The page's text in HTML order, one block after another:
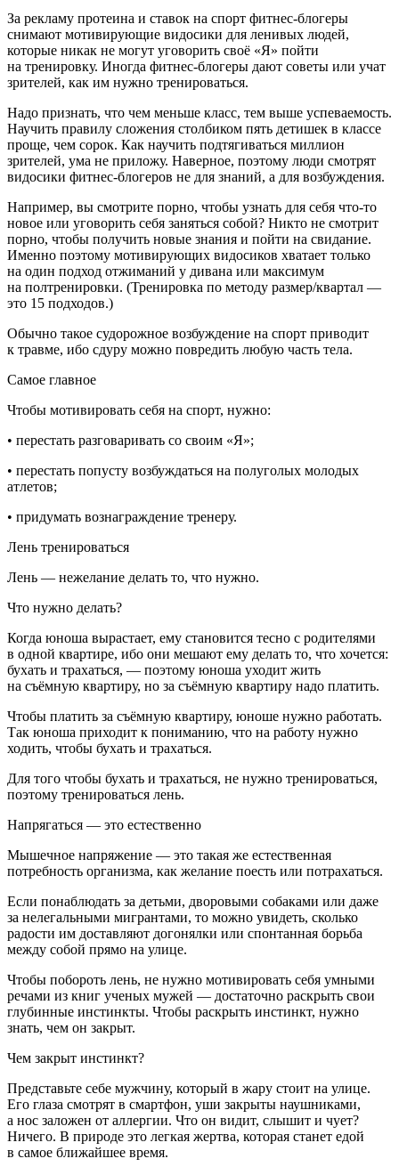
За рекламу протеина и ставок на спорт фитнес-блогеры
снимают мотивирующие видосики для ленивых людей,
которые никак не могут уговорить своё «Я» пойти
на тренировку. Иногда фитнес-блогеры дают советы или учат
зрителей, как им нужно тренироваться.
Надо признать, что чем меньше класс, тем выше успеваемость.
Научить правилу сложения столбиком пять детишек в классе
проще, чем сорок. Как научить подтягиваться миллион
зрителей, ума не приложу. Наверное, поэтому люди смотрят
видосики фитнес-блогеров не для знаний, а для возбуждения.
Например, вы смотрите порно, чтобы узнать для себя что-то
новое или уговорить себя заняться собой? Никто не смотрит
порно, чтобы получить новые знания и пойти на свидание.
Именно поэтому мотивирующих видосиков хватает только
на один подход отжиманий у дивана или максимум
на полтренировки. (Тренировка по методу размер/квартал —
это 15 подходов.)
Обычно такое судорожное возбуждение на спорт приводит
к травме, ибо сдуру можно повредить любую часть тела.
Самое главное
Чтобы мотивировать себя на спорт, нужно:
• перестать разговаривать со своим «Я»;
• перестать попусту возбуждаться на полуголых молодых
атлетов;
• придумать вознаграждение тренеру.
Лень тренироваться
Лень — нежелание делать то, что нужно.
Что нужно делать?
Когда юноша вырастает, ему становится тесно с родителями
в одной квартире, ибо они мешают ему делать то, что хочется:
бухать и трахаться, — поэтому юноша уходит жить
на съёмную квартиру, но за съёмную квартиру надо платить.
Чтобы платить за съёмную квартиру, юноше нужно работать.
Так юноша приходит к пониманию, что на работу нужно
ходить, чтобы бухать и трахаться.
Для того чтобы бухать и трахаться, не нужно тренироваться,
поэтому тренироваться лень.
Напрягаться — это естественно
Мышечное напряжение — это такая же естественная
потребность организма, как желание поесть или потрахаться.
Если понаблюдать за детьми, дворовыми собаками или даже
за нелегальными мигрантами, то можно увидеть, сколько
радости им доставляют догонялки или спонтанная борьба
между собой прямо на улице.
Чтобы побороть лень, не нужно мотивировать себя умными
речами из книг ученых мужей — достаточно раскрыть свои
глубинные инстинкты. Чтобы раскрыть инстинкт, нужно
знать, чем он закрыт.
Чем закрыт инстинкт?
Представьте себе мужчину, который в жару стоит на улице.
Его глаза смотрят в смартфон, уши закрыты наушниками,
а нос заложен от аллергии. Что он видит, слышит и чует?
Ничего. В природе это легкая жертва, которая станет едой
в самое ближайшее время.